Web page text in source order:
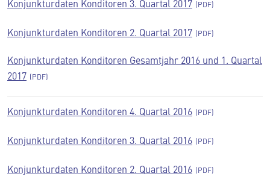
Konjunkturdaten Konditoren 3. Quartal 2017
Konjunkturdaten Konditoren 2. Quartal 2017
Konjunkturdaten Konditoren Gesamtjahr 2016 und 1. Quartal
2017
Konjunkturdaten Konditoren 4. Quartal 2016
Konjunkturdaten Konditoren 3. Quartal 2016
Konjunkturdaten Konditoren 2. Quartal 2016